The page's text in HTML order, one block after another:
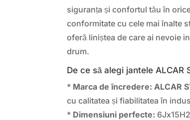
siguranța și confortul tău în
conformitate cu cele mai înalte
oferă liniștea de care ai nevoie
drum.
De ce să alegi jantele ALCAR
* Marca de încredere: ALCAR
cu calitatea și fiabilitatea în
* Dimensiuni perfecte: